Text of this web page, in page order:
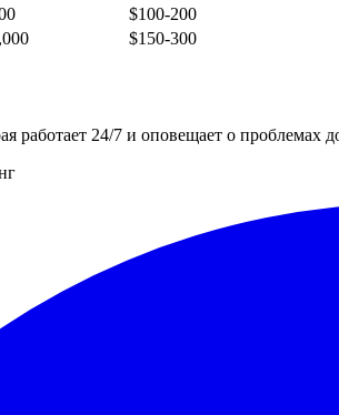
$100-200
$150-300
работает 24/7 и оповещает о проблемах